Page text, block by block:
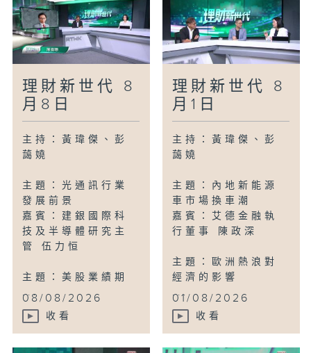
理財新世代 8
月8日
主持：黃瑋傑、彭
藹嬈
主題：光通訊行業
發展前景
嘉賓：建銀國際科
技及半導體研究主
管 伍力恒
主題：美股業績期
...
08/08/2026
收看
理財新世代 8
月1日
主持：黃瑋傑、彭
藹嬈
主題：內地新能源
車市場換車潮
嘉賓：艾德金融執
行董事 陳政深
主題：歐洲熱浪對
經濟的影響
...
01/08/2026
收看